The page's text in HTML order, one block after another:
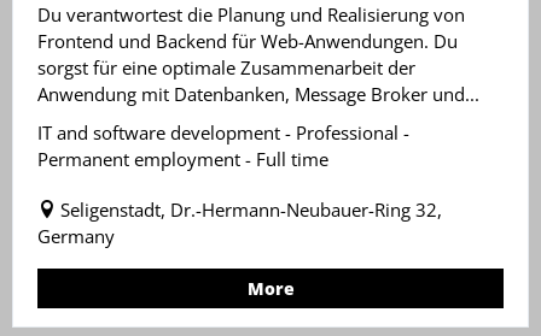
Du verantwortest die Planung und Realisierung von
Frontend und Backend für Web-Anwendungen. Du
sorgst für eine optimale Zusammenarbeit der
Anwendung mit Datenbanken, Message Broker und...
IT and software development - Professional -
Permanent employment - Full time
Seligenstadt, Dr.-Hermann-Neubauer-Ring 32,
Germany
More